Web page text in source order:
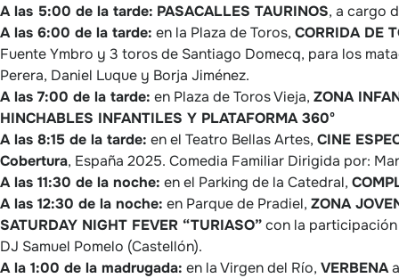
A las 5:00 de la tarde: PASACALLES TAURINOS, a cargo
A las 6:00 de la tarde: en la Plaza de Toros, CORRIDA DE
Fuente Ymbro y 3 toros de Santiago Domecq, para los
Perera, Daniel Luque y Borja Jiménez.
A las 7:00 de la tarde: en Plaza de Toros Vieja, ZONA
HINCHABLES INFANTILES Y PLATAFORMA 360º
A las 8:15 de la tarde: en el Teatro Bellas Artes, CINE
Cobertura, España 2025. Comedia Familiar Dirigida por:
A las 11:30 de la noche: en el Parking de la Catedral,
A las 12:30 de la noche: en Parque de Pradiel, ZONA
SATURDAY NIGHT FEVER “TURIASO”con la
DJ Samuel Pomelo (Castellón).
A la 1:00 de la madrugada: en la Virgen del Río, VERBENA